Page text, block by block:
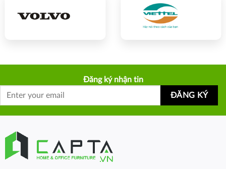
Đăng ký nhận tin